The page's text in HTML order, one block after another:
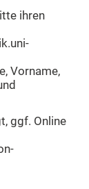
ihren
ggf. Online